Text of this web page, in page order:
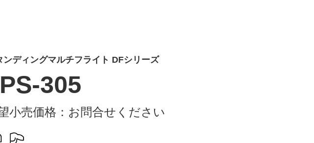
ンディングマルチフライト DFシリーズ
305
小売価格： お問合せください